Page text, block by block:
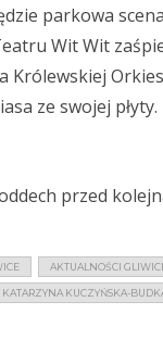
parkowa
Wit Wit
Królewskiej
ze swojej
przed
AKTUALNOŚCI
KATARZYNA KUCZYŃSKA-